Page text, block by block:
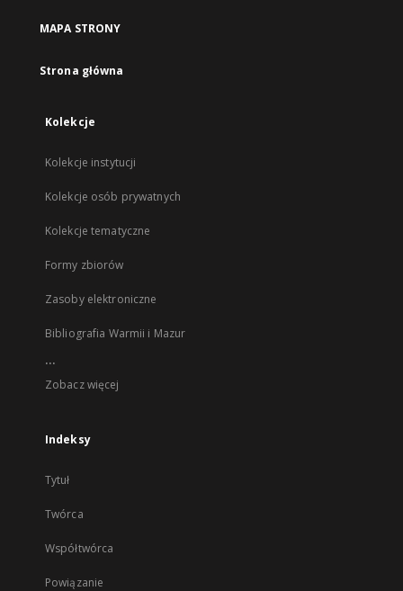
MAPA STRONY
Strona główna
Kolekcje
Kolekcje instytucji
Kolekcje osób prywatnych
Kolekcje tematyczne
Formy zbiorów
Zasoby elektroniczne
Bibliografia Warmii i Mazur
...
Zobacz więcej
Indeksy
Tytuł
Twórca
Współtwórca
Powiązanie